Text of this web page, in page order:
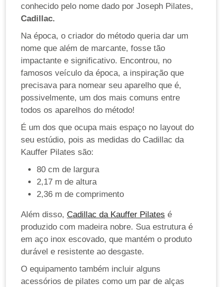
conhecido pelo nome dado por Joseph Pilates,
Cadillac.
Na época, o criador do método queria dar um
nome que além de marcante, fosse tão
impactante e significativo. Encontrou, no
famosos veículo da época, a inspiração que
precisava para nomear seu aparelho que é,
possivelmente, um dos mais comuns entre
todos os aparelhos do método!
É um dos que ocupa mais espaço no layout do
seu estúdio, pois as medidas do Cadillac da
Kauffer Pilates são:
80 cm de largura
2,17 m de altura
2,36 m de comprimento
Além disso, Cadillac da Kauffer Pilates é
produzido com madeira nobre. Sua estrutura é
em aço inox escovado, que mantém o produto
durável e resistente ao desgaste.
O equipamento também incluir alguns
acessórios de pilates como um par de alças